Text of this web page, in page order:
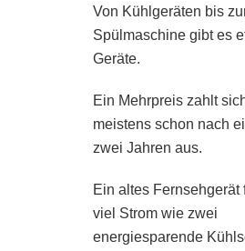
Von Kühlgeräten bis
Spülmaschine gibt es
Geräte.
Ein Mehrpreis zahlt
meistens schon nach
zwei Jahren aus.
Ein altes Fernsehgerät
viel Strom wie zwei
energiesparende